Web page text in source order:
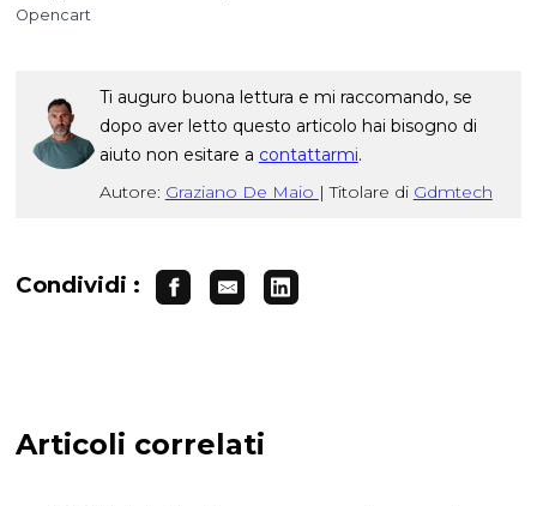
Opencart
Ti auguro buona lettura e mi raccomando, se
dopo aver letto questo articolo hai bisogno di
aiuto non esitare a contattarmi.
Autore: Graziano De Maio | Titolare di Gdmtech
Condividi :
Articoli correlati